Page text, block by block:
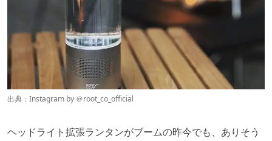
出典：Instagram by ＠root_co_official
ヘッドライト拡張ランタンがブームの昨今でも、ありそう